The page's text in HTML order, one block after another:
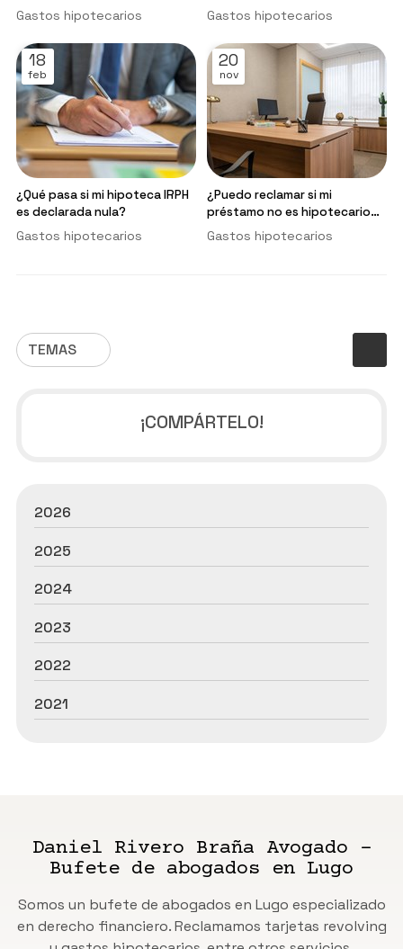
TEMAS
extrajudicial por los gastos
hipotecarios?
Gastos hipotecarios
hipotecaria?
Gastos hipotecarios
18
feb
¿Qué pasa si mi hipoteca IRPH
es declarada nula?
Gastos hipotecarios
20
nov
¿Puedo reclamar si mi
préstamo no es hipotecario
pero tiene cláusulas abusivas?
Gastos hipotecarios
¡COMPÁRTELO!
2026
2025
2024
2023
2022
2021
Daniel Rivero Braña Avogado -
Bufete de abogados en Lugo
Somos un bufete de abogados en Lugo especializado
en derecho financiero. Reclamamos tarjetas revolving